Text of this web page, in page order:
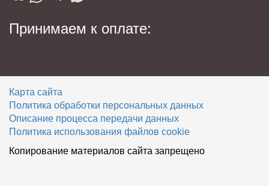
Принимаем к оплате:
Карта сайта
Политика обработки персональных данных
Описание процесса передачи данных
Политика использования файлов cookie
Копирование материалов сайта запрещено